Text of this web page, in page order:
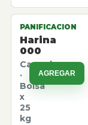
PANIFICACION
Harina
000
Canuelas
·
Bolsa
x
25
kg
AGREGAR